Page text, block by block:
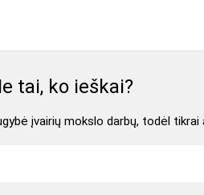
tai, ko ieškai?
įvairių mokslo darbų, todėl